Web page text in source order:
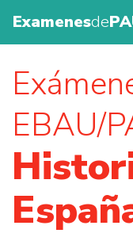
Examenesde
EBAU/